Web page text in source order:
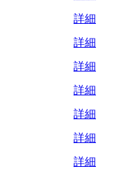
詳細
詳細
詳細
詳細
詳細
詳細
詳細